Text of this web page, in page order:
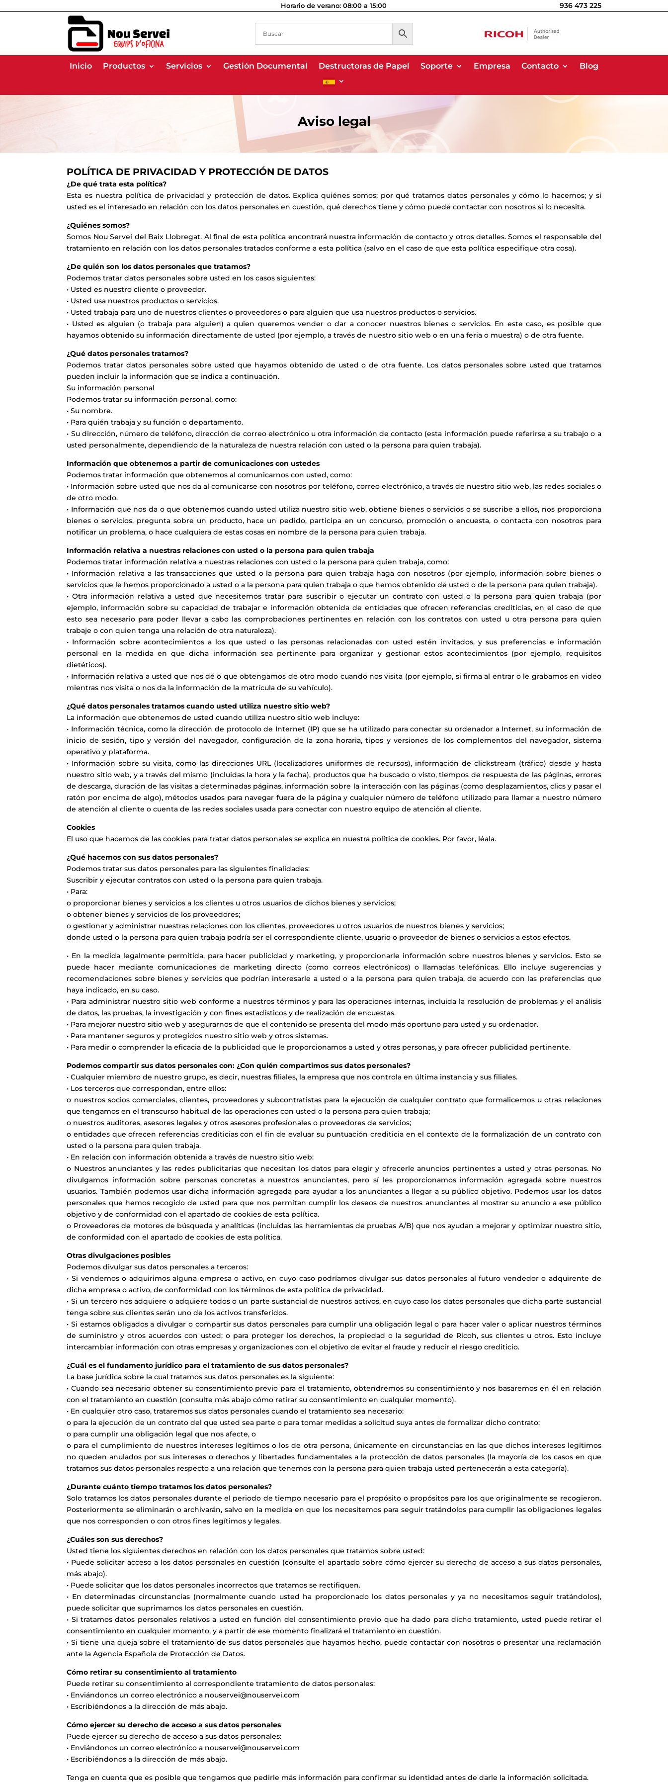
Horario de verano: 08:00 a 15:00 936 473 225
Inicio Productos Servicios Gestión Documental Destructoras de Papel Soporte Empresa Contacto Blog
Inicio Productos Servicios Gestión Documental Destructoras de Papel Soporte Empresa Contacto Blog
Aviso legal
POLÍTICA DE PRIVACIDAD Y PROTECCIÓN DE DATOS
¿De qué trata esta política?
Esta es nuestra política de privacidad y protección de datos. Explica quiénes somos; por qué tratamos datos personales y cómo lo hacemos; y si
usted es el interesado en relación con los datos personales en cuestión, qué derechos tiene y cómo puede contactar con nosotros si lo necesita.
¿Quiénes somos?
Somos Nou Servei del Baix Llobregat. Al final de esta política encontrará nuestra información de contacto y otros detalles. Somos el responsable del
tratamiento en relación con los datos personales tratados conforme a esta política (salvo en el caso de que esta política especifique otra cosa).
¿De quién son los datos personales que tratamos?
Podemos tratar datos personales sobre usted en los casos siguientes:
• Usted es nuestro cliente o proveedor.
• Usted usa nuestros productos o servicios.
• Usted trabaja para uno de nuestros clientes o proveedores o para alguien que usa nuestros productos o servicios.
• Usted es alguien (o trabaja para alguien) a quien queremos vender o dar a conocer nuestros bienes o servicios. En este caso, es posible que
hayamos obtenido su información directamente de usted (por ejemplo, a través de nuestro sitio web o en una feria o muestra) o de otra fuente.
¿Qué datos personales tratamos?
Podemos tratar datos personales sobre usted que hayamos obtenido de usted o de otra fuente. Los datos personales sobre usted que tratamos
pueden incluir la información que se indica a continuación.
Su información personal
Podemos tratar su información personal, como:
• Su nombre.
• Para quién trabaja y su función o departamento.
• Su dirección, número de teléfono, dirección de correo electrónico u otra información de contacto (esta información puede referirse a su trabajo o a
usted personalmente, dependiendo de la naturaleza de nuestra relación con usted o la persona para quien trabaja).
Información que obtenemos a partir de comunicaciones con ustedes
Podemos tratar información que obtenemos al comunicarnos con usted, como:
• Información sobre usted que nos da al comunicarse con nosotros por teléfono, correo electrónico, a través de nuestro sitio web, las redes sociales o
de otro modo.
• Información que nos da o que obtenemos cuando usted utiliza nuestro sitio web, obtiene bienes o servicios o se suscribe a ellos, nos proporciona
bienes o servicios, pregunta sobre un producto, hace un pedido, participa en un concurso, promoción o encuesta, o contacta con nosotros para
notificar un problema, o hace cualquiera de estas cosas en nombre de la persona para quien trabaja.
Información relativa a nuestras relaciones con usted o la persona para quien trabaja
Podemos tratar información relativa a nuestras relaciones con usted o la persona para quien trabaja, como:
• Información relativa a las transacciones que usted o la persona para quien trabaja haga con nosotros (por ejemplo, información sobre bienes o
servicios que le hemos proporcionado a usted o a la persona para quien trabaja o que hemos obtenido de usted o de la persona para quien trabaja).
• Otra información relativa a usted que necesitemos tratar para suscribir o ejecutar un contrato con usted o la persona para quien trabaja (por
ejemplo, información sobre su capacidad de trabajar e información obtenida de entidades que ofrecen referencias crediticias, en el caso de que
esto sea necesario para poder llevar a cabo las comprobaciones pertinentes en relación con los contratos con usted u otra persona para quien
trabaje o con quien tenga una relación de otra naturaleza).
• Información sobre acontecimientos a los que usted o las personas relacionadas con usted estén invitados, y sus preferencias e información
personal en la medida en que dicha información sea pertinente para organizar y gestionar estos acontecimientos (por ejemplo, requisitos
dietéticos).
• Información relativa a usted que nos dé o que obtengamos de otro modo cuando nos visita (por ejemplo, si firma al entrar o le grabamos en video
mientras nos visita o nos da la información de la matrícula de su vehículo).
¿Qué datos personales tratamos cuando usted utiliza nuestro sitio web?
La información que obtenemos de usted cuando utiliza nuestro sitio web incluye:
• Información técnica, como la dirección de protocolo de Internet (IP) que se ha utilizado para conectar su ordenador a Internet, su información de
inicio de sesión, tipo y versión del navegador, configuración de la zona horaria, tipos y versiones de los complementos del navegador, sistema
operativo y plataforma.
• Información sobre su visita, como las direcciones URL (localizadores uniformes de recursos), información de clickstream (tráfico) desde y hasta
nuestro sitio web, y a través del mismo (incluidas la hora y la fecha), productos que ha buscado o visto, tiempos de respuesta de las páginas, errores
de descarga, duración de las visitas a determinadas páginas, información sobre la interacción con las páginas (como desplazamientos, clics y pasar el
ratón por encima de algo), métodos usados para navegar fuera de la página y cualquier número de teléfono utilizado para llamar a nuestro número
de atención al cliente o cuenta de las redes sociales usada para conectar con nuestro equipo de atención al cliente.
Cookies
El uso que hacemos de las cookies para tratar datos personales se explica en nuestra política de cookies. Por favor, léala.
¿Qué hacemos con sus datos personales?
Podemos tratar sus datos personales para las siguientes finalidades:
Suscribir y ejecutar contratos con usted o la persona para quien trabaja.
• Para:
o proporcionar bienes y servicios a los clientes u otros usuarios de dichos bienes y servicios;
o obtener bienes y servicios de los proveedores;
o gestionar y administrar nuestras relaciones con los clientes, proveedores u otros usuarios de nuestros bienes y servicios;
donde usted o la persona para quien trabaja podría ser el correspondiente cliente, usuario o proveedor de bienes o servicios a estos efectos.
• En la medida legalmente permitida, para hacer publicidad y marketing, y proporcionarle información sobre nuestros bienes y servicios. Esto se
puede hacer mediante comunicaciones de marketing directo (como correos electrónicos) o llamadas telefónicas. Ello incluye sugerencias y
recomendaciones sobre bienes y servicios que podrían interesarle a usted o a la persona para quien trabaja, de acuerdo con las preferencias que
haya indicado, en su caso.
• Para administrar nuestro sitio web conforme a nuestros términos y para las operaciones internas, incluida la resolución de problemas y el análisis
de datos, las pruebas, la investigación y con fines estadísticos y de realización de encuestas.
• Para mejorar nuestro sitio web y asegurarnos de que el contenido se presenta del modo más oportuno para usted y su ordenador.
• Para mantener seguros y protegidos nuestro sitio web y otros sistemas.
• Para medir o comprender la eficacia de la publicidad que le proporcionamos a usted y otras personas, y para ofrecer publicidad pertinente.
Podemos compartir sus datos personales con: ¿Con quién compartimos sus datos personales?
• Cualquier miembro de nuestro grupo, es decir, nuestras filiales, la empresa que nos controla en última instancia y sus filiales.
• Los terceros que correspondan, entre ellos:
o nuestros socios comerciales, clientes, proveedores y subcontratistas para la ejecución de cualquier contrato que formalicemos u otras relaciones
que tengamos en el transcurso habitual de las operaciones con usted o la persona para quien trabaja;
o nuestros auditores, asesores legales y otros asesores profesionales o proveedores de servicios;
o entidades que ofrecen referencias crediticias con el fin de evaluar su puntuación crediticia en el contexto de la formalización de un contrato con
usted o la persona para quien trabaja.
• En relación con información obtenida a través de nuestro sitio web:
o Nuestros anunciantes y las redes publicitarias que necesitan los datos para elegir y ofrecerle anuncios pertinentes a usted y otras personas. No
divulgamos información sobre personas concretas a nuestros anunciantes, pero sí les proporcionamos información agregada sobre nuestros
usuarios. También podemos usar dicha información agregada para ayudar a los anunciantes a llegar a su público objetivo. Podemos usar los datos
personales que hemos recogido de usted para que nos permitan cumplir los deseos de nuestros anunciantes al mostrar su anuncio a ese público
objetivo y de conformidad con el apartado de cookies de esta política.
o Proveedores de motores de búsqueda y analíticas (incluidas las herramientas de pruebas A/B) que nos ayudan a mejorar y optimizar nuestro sitio,
de conformidad con el apartado de cookies de esta política.
Otras divulgaciones posibles
Podemos divulgar sus datos personales a terceros:
• Si vendemos o adquirimos alguna empresa o activo, en cuyo caso podríamos divulgar sus datos personales al futuro vendedor o adquirente de
dicha empresa o activo, de conformidad con los términos de esta política de privacidad.
• Si un tercero nos adquiere o adquiere todos o un parte sustancial de nuestros activos, en cuyo caso los datos personales que dicha parte sustancial
tenga sobre sus clientes serán uno de los activos transferidos.
• Si estamos obligados a divulgar o compartir sus datos personales para cumplir una obligación legal o para hacer valer o aplicar nuestros términos
de suministro y otros acuerdos con usted; o para proteger los derechos, la propiedad o la seguridad de Ricoh, sus clientes u otros. Esto incluye
intercambiar información con otras empresas y organizaciones con el objetivo de evitar el fraude y reducir el riesgo crediticio.
¿Cuál es el fundamento jurídico para el tratamiento de sus datos personales?
La base jurídica sobre la cual tratamos sus datos personales es la siguiente:
• Cuando sea necesario obtener su consentimiento previo para el tratamiento, obtendremos su consentimiento y nos basaremos en él en relación
con el tratamiento en cuestión (consulte más abajo cómo retirar su consentimiento en cualquier momento).
• En cualquier otro caso, trataremos sus datos personales cuando el tratamiento sea necesario:
o para la ejecución de un contrato del que usted sea parte o para tomar medidas a solicitud suya antes de formalizar dicho contrato;
o para cumplir una obligación legal que nos afecte, o
o para el cumplimiento de nuestros intereses legítimos o los de otra persona, únicamente en circunstancias en las que dichos intereses legítimos
no queden anulados por sus intereses o derechos y libertades fundamentales a la protección de datos personales (la mayoría de los casos en que
tratamos sus datos personales respecto a una relación que tenemos con la persona para quien trabaja usted pertenecerán a esta categoría).
¿Durante cuánto tiempo tratamos los datos personales?
Solo tratamos los datos personales durante el periodo de tiempo necesario para el propósito o propósitos para los que originalmente se recogieron.
Posteriormente se eliminarán o archivarán, salvo en la medida en que los necesitemos para seguir tratándolos para cumplir las obligaciones legales
que nos corresponden o con otros fines legítimos y legales.
¿Cuáles son sus derechos?
Usted tiene los siguientes derechos en relación con los datos personales que tratamos sobre usted:
• Puede solicitar acceso a los datos personales en cuestión (consulte el apartado sobre cómo ejercer su derecho de acceso a sus datos personales,
más abajo).
• Puede solicitar que los datos personales incorrectos que tratamos se rectifiquen.
• En determinadas circunstancias (normalmente cuando usted ha proporcionado los datos personales y ya no necesitamos seguir tratándolos),
puede solicitar que suprimamos los datos personales en cuestión.
• Si tratamos datos personales relativos a usted en función del consentimiento previo que ha dado para dicho tratamiento, usted puede retirar el
consentimiento en cualquier momento, y a partir de ese momento finalizará el tratamiento en cuestión.
• Si tiene una queja sobre el tratamiento de sus datos personales que hayamos hecho, puede contactar con nosotros o presentar una reclamación
ante la Agencia Española de Protección de Datos.
Cómo retirar su consentimiento al tratamiento
Puede retirar su consentimiento al correspondiente tratamiento de datos personales:
• Enviándonos un correo electrónico a nouservei@nouservei.com
• Escribiéndonos a la dirección de más abajo.
Cómo ejercer su derecho de acceso a sus datos personales
Puede ejercer su derecho de acceso a sus datos personales:
• Enviándonos un correo electrónico a nouservei@nouservei.com
• Escribiéndonos a la dirección de más abajo.
Tenga en cuenta que es posible que tengamos que pedirle más información para confirmar su identidad antes de darle la información solicitada.